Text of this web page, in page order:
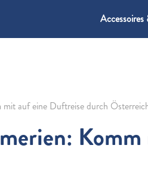
auf eine Duftreise durch